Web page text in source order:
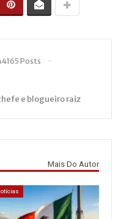
Posts
e blogueiro raiz
Mais Do Autor